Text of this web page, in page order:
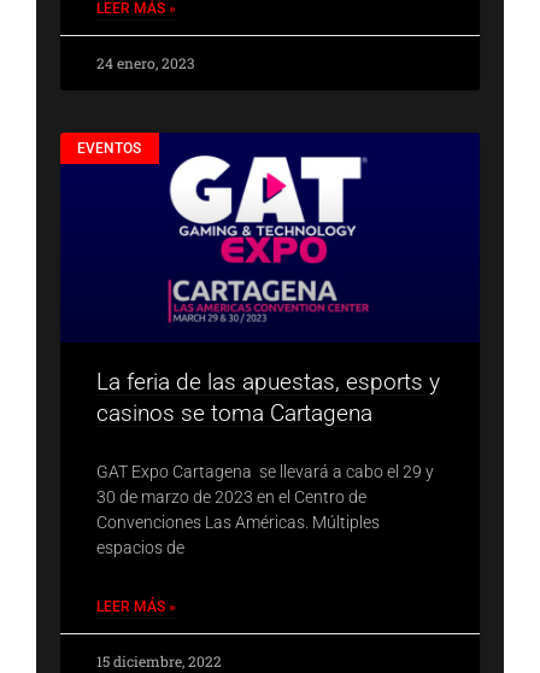
LEER MÁS »
24 enero, 2023
EVENTOS
La feria de las apuestas, esports y
casinos se toma Cartagena
GAT Expo Cartagena se llevará a cabo el 29 y
30 de marzo de 2023 en el Centro de
Convenciones Las Américas. Múltiples
espacios de
LEER MÁS »
15 diciembre, 2022